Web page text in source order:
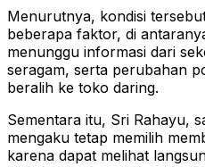
Menurutnya, kondisi
beberapa faktor, di
menunggu informasi dari
seragam, serta perubahan
beralih ke toko daring.
Sementara itu, Sri Rahayu,
mengaku tetap memilih
karena dapat melihat